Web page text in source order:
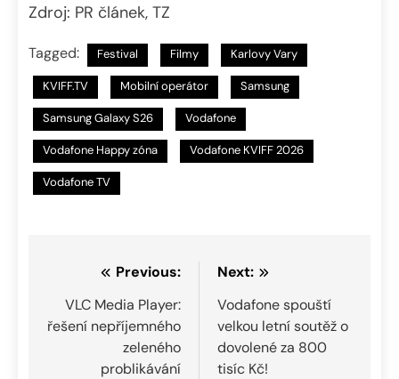
Zdroj: PR článek, TZ
Tagged: Festival Filmy Karlovy Vary
KVIFF.TV Mobilní operátor Samsung
Samsung Galaxy S26 Vodafone
Vodafone Happy zóna Vodafone KVIFF 2026
Vodafone TV
Navigace
pro
příspěvek
Previous:
VLC Media Player:
řešení nepříjemného
zeleného
problikávání
Next:
Vodafone spouští
velkou letní soutěž o
dovolené za 800
tisíc Kč!